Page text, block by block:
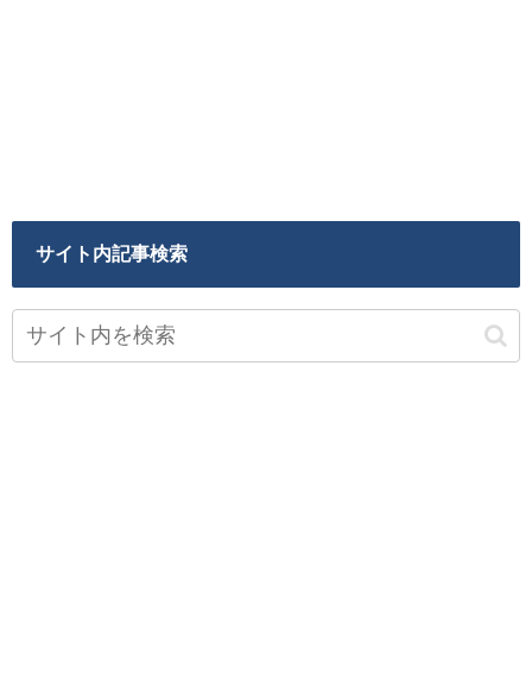
サイト内記事検索